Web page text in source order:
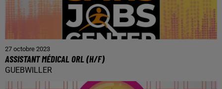
27 octobre 2023
ASSISTANT MÉDICAL ORL (H/F)
GUEBWILLER